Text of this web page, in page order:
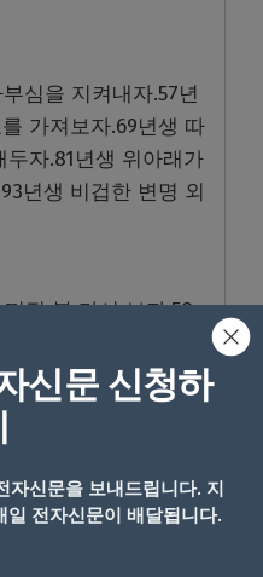
심을 지켜내자.57년
가져보자.69년생 따
자.81년생 위아래가
년생 비겁한 변명 외
진 불 다시 보자.58
이다.82년생 미숙한
년생 보석 같은 존
이 방문한다.59년생
진다.71년생 귀해진
신문 신청하
자신문을 보내드립니다. 지
전자신문이 배달됩니다.